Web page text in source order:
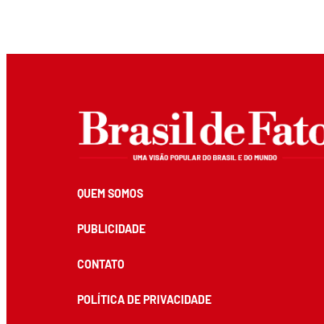
QUEM SOMOS
PUBLICIDADE
CONTATO
POLÍTICA DE PRIVACIDADE